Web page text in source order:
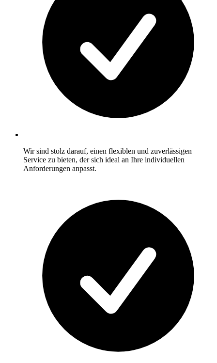
Wir sind stolz darauf, einen flexiblen und zuverlässigen
Service zu bieten, der sich ideal an Ihre individuellen
Anforderungen anpasst.